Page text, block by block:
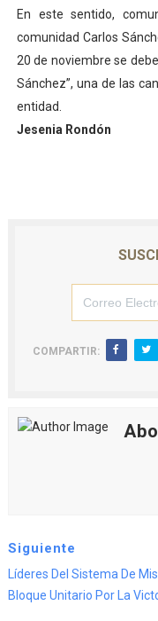
En este sentido,
comunidad Carlos
20 de noviembre se
Sánchez”, una de las
entidad.
Jesenia Rondón
COMPARTIR:
Siguiente
Líderes Del Sistema De
Bloque Unitario Por La